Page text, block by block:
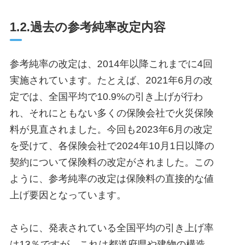
1.2.過去の参考純率改定内容
参考純率の改定は、2014年以降これまでに4回
実施されています。たとえば、2021年6月の改
定では、全国平均で10.9%の引き上げが行わ
れ、それにともない多くの保険会社で火災保険
料が見直されました。今回も2023年6月の改定
を受けて、各保険会社で2024年10月1日以降の
契約について保険料の改定がされました。この
ように、参考純率の改定は保険料の直接的な値
上げ要因となっています。
さらに、発表されている全国平均の引き上げ率